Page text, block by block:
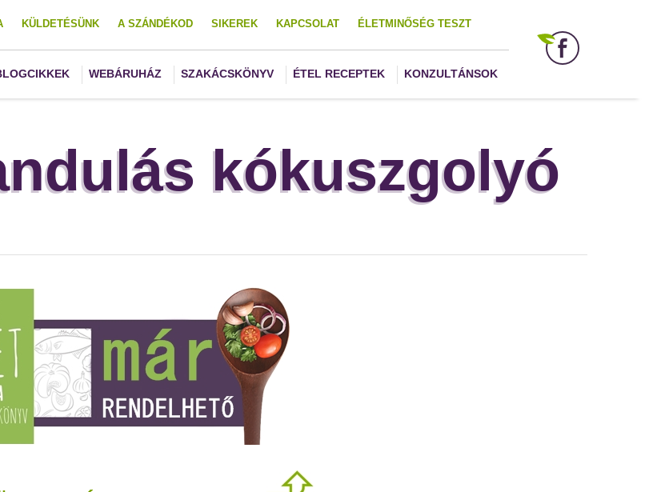
KÜLDETÉSÜNK A SZÁNDÉKOD SIKEREK KAPCSOLAT ÉLETMINŐSÉG TESZT
WEBÁRUHÁZ SZAKÁCSKÖNYV ÉTEL RECEPTEK KONZULTÁNSOK
kókuszgolyó